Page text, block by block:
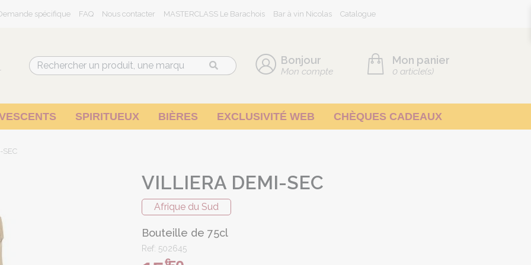
spécifique FAQ Nous contacter MASTERCLASS Le Barachois Bar à vin Nicolas Catalogue
Bonjour
Mon compte
Mon panier
0article(s)
SPIRITUEUX BIÈRES EXCLUSIVITÉ WEB CHÈQUES CADEAUX
SEC
VILLIERA DEMI-SEC
Afrique du Sud
Bouteille de 75cl
Ref: 502645
€